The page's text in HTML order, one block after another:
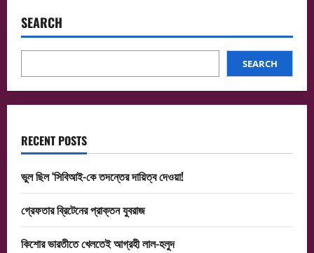
দৃশ্য
কী
রশ্মিকা
SEARCH
SEARCH
RECENT POSTS
ভুল ছিল ‘সিবিআই-কে তদন্তের দায়িত্ব দেওয়া!
গ্রেফতার ব্রিটেনের প্রাক্তন যুবরাজ
কিশোর ভারতীতে খেলতেই আগ্রহী লাল-হলুদ